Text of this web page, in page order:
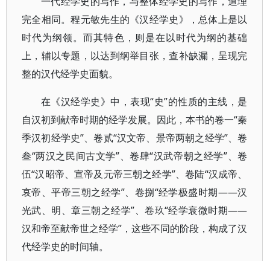
完全相同。程元敏先生的《汉经学史》，总体上是以
时代为纲领。而其特色，则是在以时代为纲的基础
上，辅以专题，以达到纲举目张，查补缺漏，呈现完
整的汉代经学史面貌。
在《汉经学史》中，表现“史”的性质的主线，是
自汉初到献帝时期的经学发展。因此，本书的卷一“秦
季汉初经学史”、卷贰“汉文帝、景帝两朝之经学”、卷
叁“两汉之民间古文学”、卷肆“汉武帝朝之经学”、卷
伍“汉昭帝、宣帝及元帝三朝之经学”、卷陆“汉成帝、
哀帝、平帝三朝之经学”、卷捌“经学极盛时期——汉
光武、明、章三朝之经学”、卷玖“经学衰微时期——
汉和帝至献帝世之经学”，这些不同的阶段，构成了汉
代经学史的时间轴。